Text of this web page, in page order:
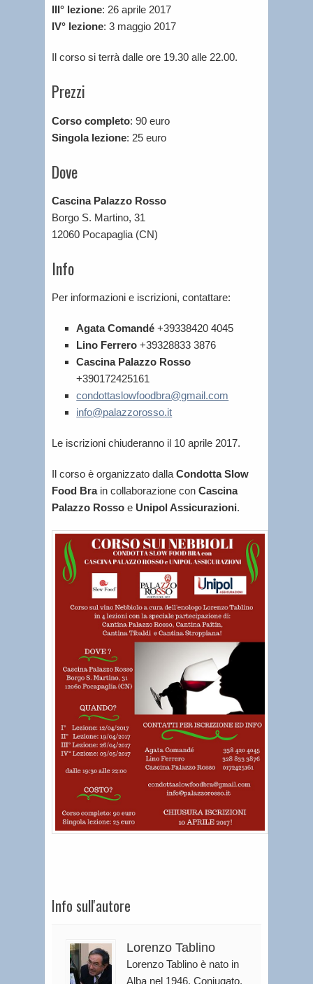
III° lezione: 26 aprile 2017
IV° lezione: 3 maggio 2017
Il corso si terrà dalle ore 19.30 alle 22.00.
Prezzi
Corso completo: 90 euro
Singola lezione: 25 euro
Dove
Cascina Palazzo Rosso
Borgo S. Martino, 31
12060 Pocapaglia (CN)
Info
Per informazioni e iscrizioni, contattare:
Agata Comandé +39338420 4045
Lino Ferrero +39328833 3876
Cascina Palazzo Rosso
+390172425161
condottaslowfoodbra@gmail.com
info@palazzorosso.it
Le iscrizioni chiuderanno il 10 aprile 2017.
Il corso è organizzato dalla Condotta Slow
Food Brain collaborazione con Cascina
Palazzo Rosso e Unipol Assicurazioni.
Info sull'autore
Lorenzo Tablino
Lorenzo Tablino è nato in
Alba nel 1946. Coniugato,